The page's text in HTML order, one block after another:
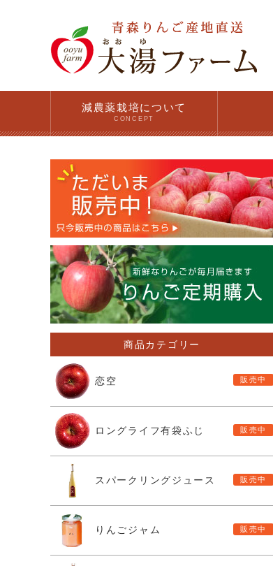
減農薬栽培について
CONCEPT
商品カテゴリー
恋空
ロングライフ有袋ふじ
スパークリングジュース
りんごジャム